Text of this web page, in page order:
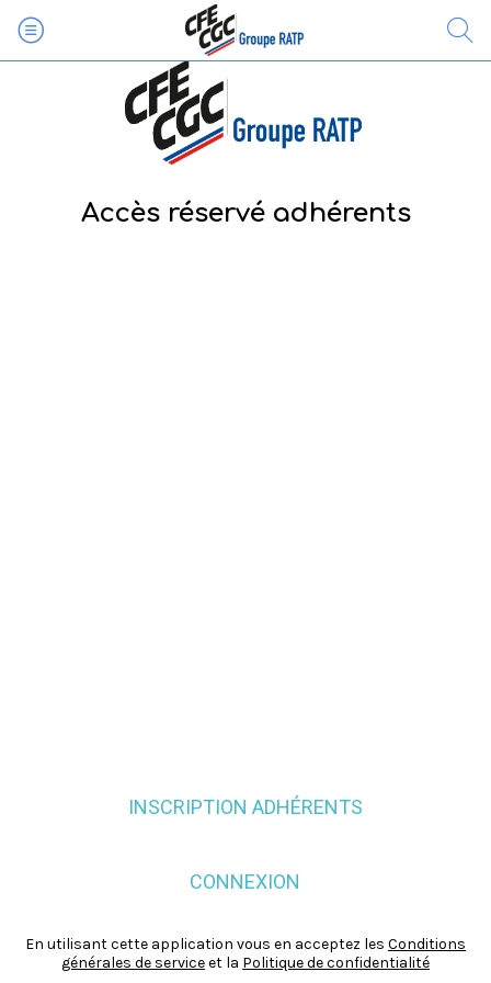
Accès réservé adhérents
INSCRIPTION ADHÉRENTS
CONNEXION
En utilisant cette application vous en acceptez les Conditions
générales de serviceet la Politique de confidentialité